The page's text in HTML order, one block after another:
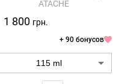
Remover Oil
ATACHE
1 800 грн.
+ 90 бонусов